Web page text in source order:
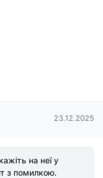
23.12.2025
на неї у
з помилкою.